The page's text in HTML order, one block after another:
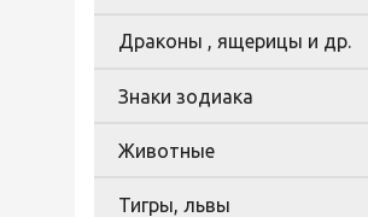
Драконы , ящерицы и др.
Знаки зодиака
Животные
Тигры, львы